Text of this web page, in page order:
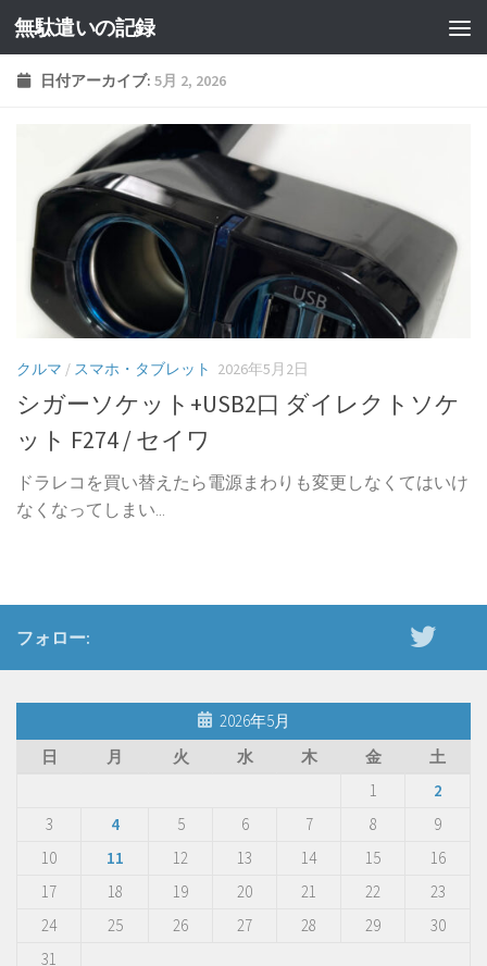
コンテンツへスキップ
無駄遣いの記録
日付アーカイブ: 5月 2, 2026
クルマ / スマホ・タブレット 2026年5月2日
シガーソケット+USB2口 ダイレクトソケ
ット F274 / セイワ
ドラレコを買い替えたら電源まわりも変更しなくてはいけ
なくなってしまい...
フォロー:
2026年5月
日
月 火 水 木 金
土
1
2
3
4 5 6 7 8
9
10
11 12 13 14 15
16
17
18 19 20 21 22
23
24
25 26 27 28 29
30
31